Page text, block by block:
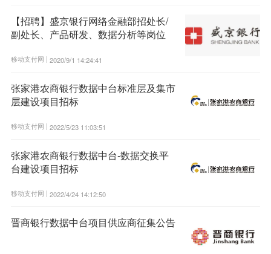
【招聘】盛京银行网络金融部招处长/
副处长、产品研发、数据分析等岗位
移动支付网 | 2020/9/1 14:24:41
张家港农商银行数据中台标准层及集市
层建设项目招标
移动支付网 | 2022/5/23 11:03:51
张家港农商银行数据中台-数据交换平
台建设项目招标
移动支付网 | 2022/4/24 14:12:50
晋商银行数据中台项目供应商征集公告